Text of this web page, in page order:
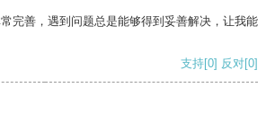
完善，遇到问题总是能够得到妥善解决，让我能
支持[0] 反对[0]